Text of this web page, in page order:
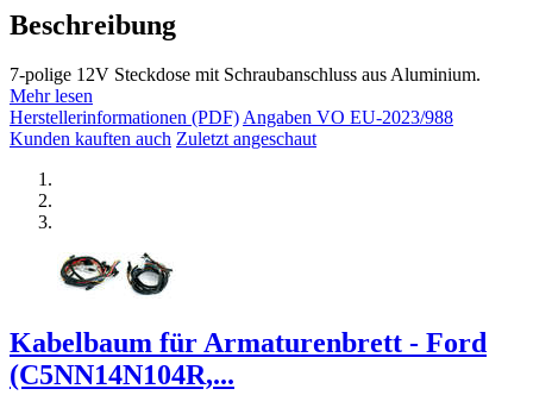
Beschreibung
7-polige 12V Steckdose mit Schraubanschluss aus Aluminium.
Mehr lesen
Herstellerinformationen (PDF)Angaben VO EU-2023/988
Kunden kauften auch Zuletzt angeschaut
Kabelbaum für Armaturenbrett - Ford
(C5NN14N104R,...